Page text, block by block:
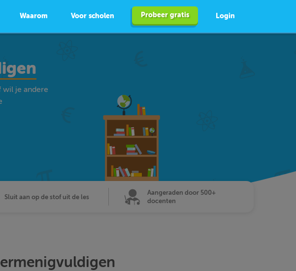
Waarom Voor scholen Probeer gratis Login
wil je andere
Sluit aan op de stof uit de les
Aangeraden door 500+
docenten